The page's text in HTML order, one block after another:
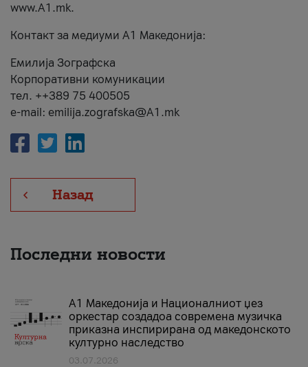
www.А1.mk.
Контакт за медиуми А1 Македонија:
Емилија Зографска
Корпоративни комуникации
тел. ++389 75 400505
e-mail: emilija.zografska@A1.mk
Назад
Последни новости
А1 Македонија и Националниот џез
оркестар создадоа современа музичка
приказна инспирирана од македонското
културно наследство
03.07.2026